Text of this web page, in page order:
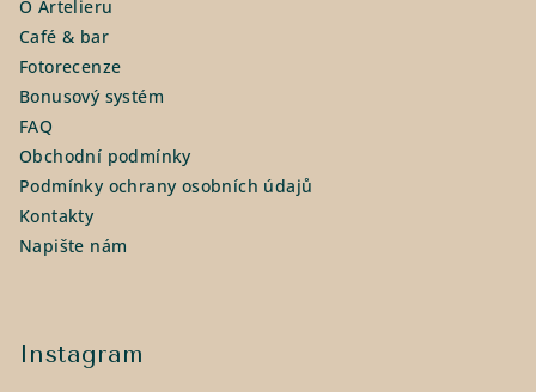
O Artelieru
Café & bar
Fotorecenze
Bonusový systém
FAQ
Obchodní podmínky
Podmínky ochrany osobních údajů
Kontakty
Napište nám
Instagram